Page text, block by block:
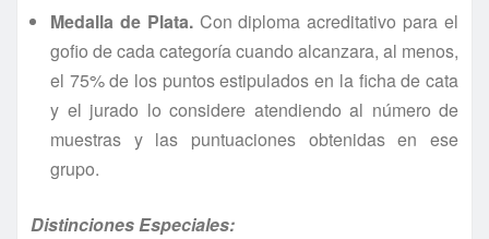
Medalla de Plata.Con diploma acreditativo para el
gofio de cada categoría cuando alcanzara, al menos,
el 75% de los puntos estipulados en la ficha de cata
y el jurado lo considere atendiendo al número de
muestras y las puntuaciones obtenidas en ese
grupo.
Distinciones Especiales: